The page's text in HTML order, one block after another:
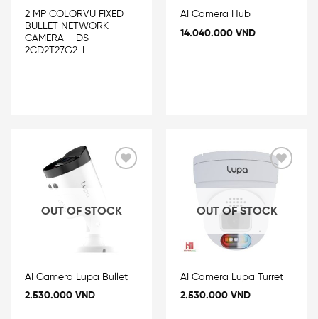
2 MP COLORVU FIXED
BULLET NETWORK
CAMERA – DS-
2CD2T27G2-L
AI Camera Hub
14.040.000 VND
OUT OF STOCK
AI Camera Lupa Bullet
2.530.000 VND
Add
to
OUT OF STOCK
AI Camera Lupa Turret
2.530.000 VND